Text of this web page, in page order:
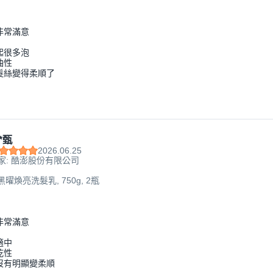
常滿意
很多泡
性
絲變得柔順了
甄
2026.06.25
: 酷澎股份有限公司
曜煥亮洗髮乳, 750g, 2瓶
常滿意
中
性
有明顯變柔順